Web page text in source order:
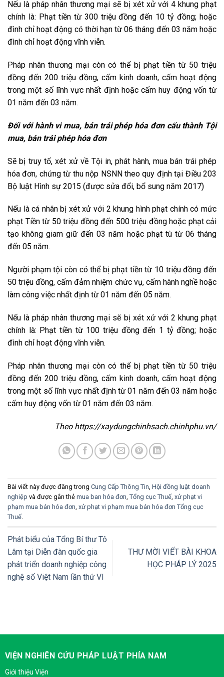
Nếu là pháp nhân thương mại sẽ bị xét xử với 4 khung phạt
chính là: Phạt tiền từ 300 triệu đồng đến 10 tỷ đồng; hoặc
đình chỉ hoạt động có thời hạn từ 06 tháng đến 03 năm hoặc
đình chỉ hoạt động vĩnh viễn.
Pháp nhân thương mại còn có thể bị phạt tiền từ 50 triệu
đồng đến 200 triệu đồng, cấm kinh doanh, cấm hoạt động
trong một số lĩnh vực nhất định hoặc cấm huy động vốn từ
01 năm đến 03 năm.
Đối với hành vi mua, bán trái phép hóa đơn cấu thành Tội
mua, bán trái phép hóa đơn
Sẽ bị truy tố, xét xử về Tội in, phát hành, mua bán trái phép
hóa đơn, chứng từ thu nộp NSNN theo quy định tại Điều 203
Bộ luật Hình sự 2015 (được sửa đổi, bổ sung năm 2017)
Nếu là cá nhân bị xét xử với 2 khung hình phạt chính có mức
phạt Tiền từ 50 triệu đồng đến 500 triệu đồng hoặc phạt cải
tạo không giam giữ đến 03 năm hoặc phạt tù từ 06 tháng
đến 05 năm.
Người phạm tội còn có thể bị phạt tiền từ 10 triệu đồng đến
50 triệu đồng, cấm đảm nhiệm chức vụ, cấm hành nghề hoặc
làm công việc nhất định từ 01 năm đến 05 năm.
Nếu là pháp nhân thương mại sẽ bị xét xử với 2 khung phạt
chính là: Phạt tiền từ 100 triệu đồng đến 1 tỷ đồng; hoặc
đình chỉ hoạt động vĩnh viễn.
Pháp nhân thương mại còn có thể bị phạt tiền từ 50 triệu
đồng đến 200 triệu đồng, cấm kinh doanh, cấm hoạt động
trong một số lĩnh vực nhất định từ 01 năm đến 03 năm hoặc
cấm huy động vốn từ 01 năm đến 03 năm.
Theo https://xaydungchinhsach.chinhphu.vn/
Bài viết này được đăng trong Cung Cấp Thông Tin Hội đồng luật doanh
nghiệp và được gắn thẻ mua ban hóa đơn Tổng cục Thuế xử phạt vi
phạm mua bán hóa đơn xử phạt vi phạm mua bán hóa đơn Tổng cục
Thuế
Phát biểu của Tổng Bí thư Tô
Lâm tại Diễn đàn quốc gia
phát triển doanh nghiệp công
nghệ số Việt Nam lần thứ VI
THƯ MỜI VIẾT BÀI KHOA
HỌC PHÁP LÝ 2025
VIỆN NGHIÊN CỨU PHÁP LUẬT PHÍA NAM
Giới thiệu Viện